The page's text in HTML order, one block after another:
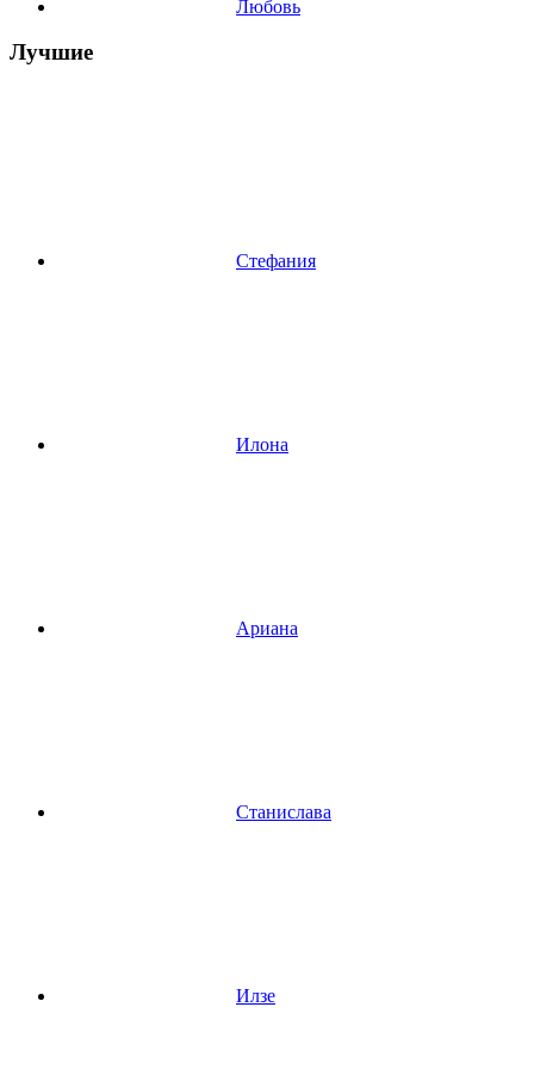
Любовь
Лучшие
Стефания
Илона
Ариана
Станислава
Илзе